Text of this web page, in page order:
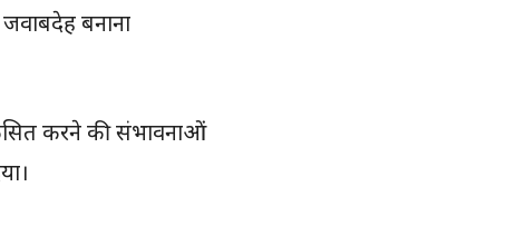
बनाना
करने की संभावनाओं